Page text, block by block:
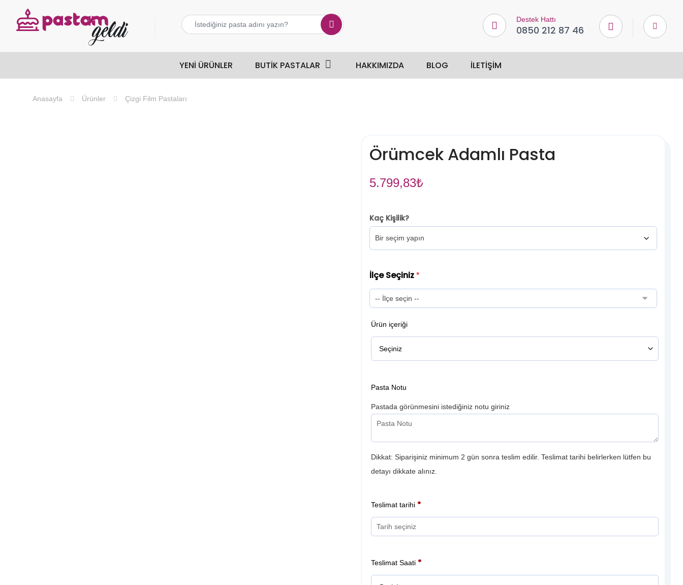
Destek Hattı
0850 212 87 46
YENI ÜRÜNLER BUTIK PASTALAR HAKKIMIZDA BLOG İLETIŞIM
Ürünler Çizgi Film Pastaları
Örümcek Adamlı Pasta
5.799,83₺
Kaç Kişilik?
İlçe Seçiniz *
Ürün içeriği
Pasta Notu
Pastada görünmesini istediğiniz notu giriniz
Dikkat: Siparişiniz minimum 2 gün sonra teslim edilir. Teslimat tarihi belirlerken lütfen bu
detayı dikkate alınız.
Teslimat tarihi *
Teslimat Saati *